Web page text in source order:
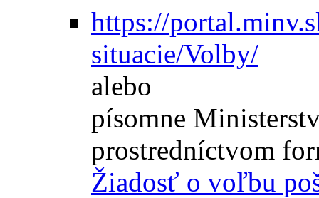
https://
situacie/Volby/
alebo
písomne
prostredníctvom
Žiadosť o voľbu